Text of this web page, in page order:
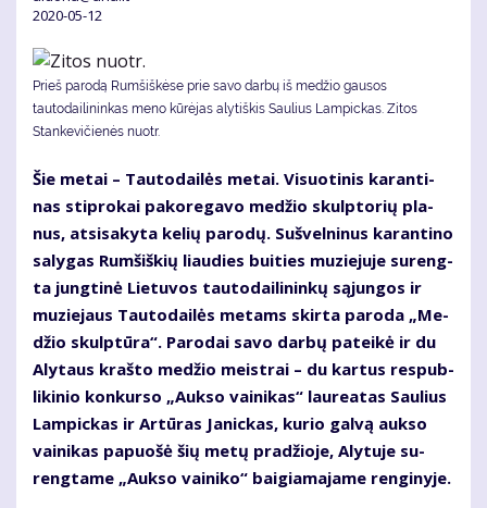
2020-05-12
Prieš parodą Rumšiškėse prie savo darbų iš medžio gausos
tautodailininkas meno kūrėjas alytiškis Saulius Lampickas. Zitos
Stankevičienės nuotr.
Šie me­tai – Tau­to­dai­lės me­tai. Vi­suo­ti­nis ka­ran­ti­
nas stip­ro­kai pa­ko­re­ga­vo me­džio skulp­to­rių pla­
nus, at­si­sa­ky­ta ke­lių pa­ro­dų. Su­švel­ni­nus ka­ran­ti­no
sa­ly­gas Rum­šiš­kių liau­dies bui­ties mu­zie­ju­je su­reng­
ta jung­ti­nė Lie­tu­vos tau­to­dai­li­nin­kų są­jun­gos ir
mu­zie­jaus Tau­to­dai­lės me­tams skir­ta pa­ro­da „Me­
džio skulp­tū­ra“. Pa­ro­dai sa­vo dar­bų pa­tei­kė ir du
Aly­taus kraš­to me­džio meist­rai – du kar­tus res­pub­
li­ki­nio kon­kur­so „Auk­so vai­ni­kas“ lau­re­a­tas Sau­lius
Lam­pic­kas ir Ar­tū­ras Ja­nic­kas, ku­rio gal­vą auk­so
vai­ni­kas pa­puo­šė šių me­tų pra­džio­je, Aly­tu­je su­
reng­ta­me „Auk­so vai­ni­ko“ bai­gia­ma­ja­me ren­gi­ny­je.